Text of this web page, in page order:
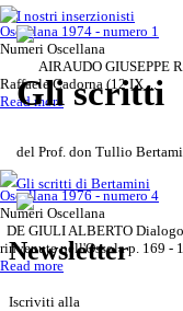
Rivista
Gli
Bertamini
Read more
I nostri inserzionisti
Gli scritti
del Prof. don Tullio
Gli scritti di Bertamini
Newsletter
Iscriviti alla
Oscellana 1974 - numero 1
Numeri Oscellana
AIRAUDO GIUSEPPE
Raffaele Cadorna (12 IX ...
Read more
Oscellana 1976 - numero 4
Numeri Oscellana
DE GIULI ALBERTO
rinvenute nell'Ossola p. 169 -
Read more